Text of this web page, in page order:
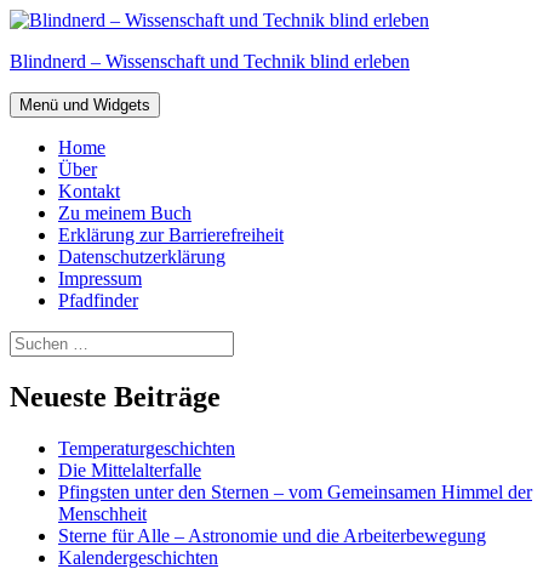
Zum
springen
Blindnerd – Wissenschaft und Technik blind erleben
Menü und Widgets
Home
Über
Kontakt
Zu meinem Buch
Erklärung zur Barrierefreiheit
Datenschutzerklärung
Impressum
Pfadfinder
Suchen
nach:
Neueste Beiträge
Temperaturgeschichten
Die Mittelalterfalle
Pfingsten unter den Sternen – vom Gemeinsamen Himmel der
Menschheit
Sterne für Alle – Astronomie und die Arbeiterbewegung
Kalendergeschichten